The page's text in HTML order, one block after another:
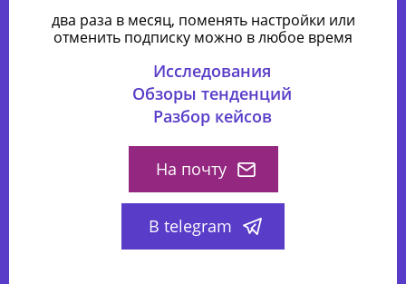
два раза в месяц, поменять настройки или
отменить подписку можно в любое время
Исследования
Обзоры тенденций
Разбор кейсов
На почту
В telegram